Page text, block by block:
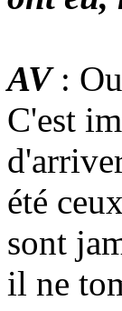
AV:
C'est
été
sont
il ne